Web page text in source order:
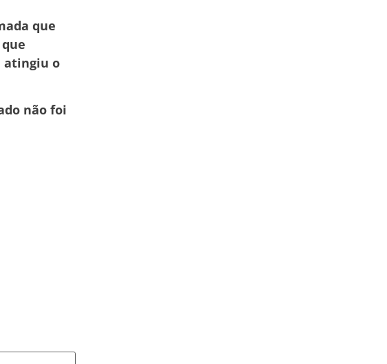
que
atingiu o
não foi